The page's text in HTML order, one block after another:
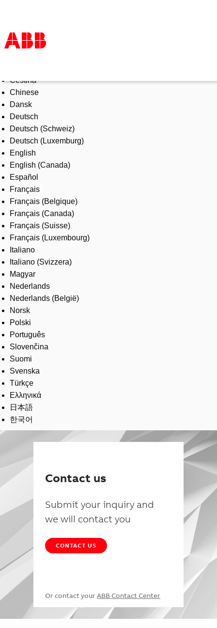
Products & Solutions
Industries
Services
About us
Where to buy
Contact us
Careers
Čeština
Chinese
Dansk
Deutsch
Deutsch (Schweiz)
Deutsch (Luxemburg)
English
English (Canada)
Español
Français
Français (Belgique)
Français (Canada)
Français (Suisse)
Français (Luxembourg)
Italiano
Italiano (Svizzera)
Magyar
Nederlands
Nederlands (België)
Norsk
Polski
Português
Slovenčina
Suomi
Svenska
Türkçe
Ελληνικά
日本語
한국어
Contact us
Submit your inquiry and
we will contact you
CONTACT US
Or contact your ABB Contact Center